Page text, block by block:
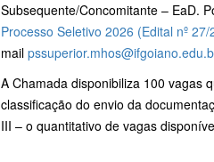
Subsequente/Concomitante – EaD.
Processo Seletivo 2026 (Edital nº 27/
mail
A Chamada disponibiliza 100 vagas
classificação do envio da
III – o quantitativo de vagas